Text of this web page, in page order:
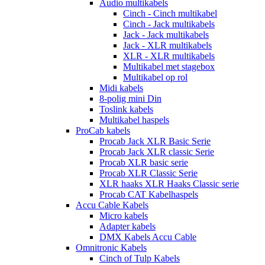
Audio multikabels
Cinch - Cinch multikabel
Cinch - Jack multikabels
Jack - Jack multikabels
Jack - XLR multikabels
XLR - XLR multikabels
Multikabel met stagebox
Multikabel op rol
Midi kabels
8-polig mini Din
Toslink kabels
Multikabel haspels
ProCab kabels
Procab Jack XLR Basic Serie
Procab Jack XLR classic Serie
Procab XLR basic serie
Procab XLR Classic Serie
XLR haaks XLR Haaks Classic serie
Procab CAT Kabelhaspels
Accu Cable Kabels
Micro kabels
Adapter kabels
DMX Kabels Accu Cable
Omnitronic Kabels
Cinch of Tulp Kabels